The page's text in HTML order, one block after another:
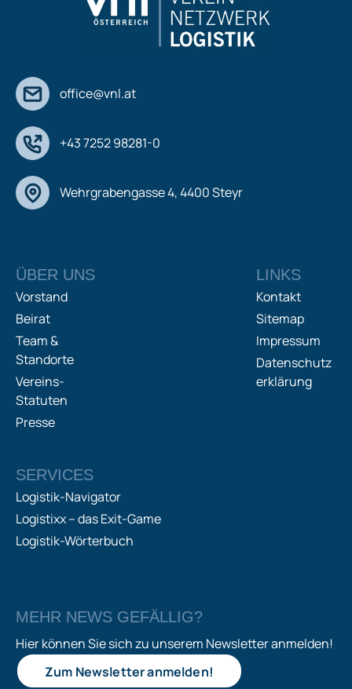
office@vnl.at
+43 7252 98281-0
Wehrgrabengasse 4, 4400 Steyr
ÜBER UNS
Vorstand
Beirat
Team &
Standorte
Vereins-
Statuten
Presse
LINKS
Kontakt
Sitemap
Impressum
Datenschutz
erklärung
SERVICES
Logistik-Navigator
Logistixx – das Exit-Game
Logistik-Wörterbuch
MEHR NEWS GEFÄLLIG?
Hier können Sie sich zu unserem Newsletter anmelden!
Zum Newsletter anmelden!